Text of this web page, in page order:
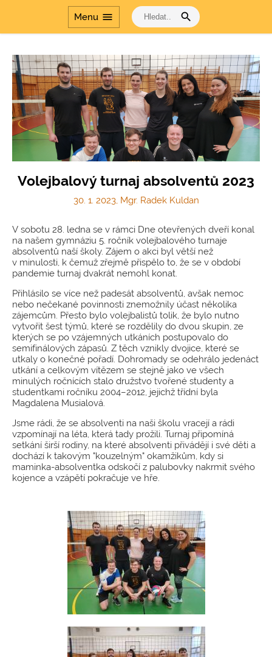
Menu menu search
Volejbalový turnaj absolventů 2023
30. 1. 2023, Mgr. Radek Kuldan
V sobotu 28. ledna se v rámci Dne otevřených dveří konal
na našem gymnáziu 5. ročník volejbalového turnaje
absolventů naší školy. Zájem o akci byl větší než
v minulosti, k čemuž zřejmě přispělo to, že se v období
pandemie turnaj dvakrát nemohl konat.
Přihlásilo se více než padesát absolventů, avšak nemoc
nebo nečekané povinnosti znemožnily účast několika
zájemcům. Přesto bylo volejbalistů tolik, že bylo nutno
vytvořit šest týmů, které se rozdělily do dvou skupin, ze
kterých se po vzájemných utkáních postupovalo do
semifinálových zápasů. Z těch vznikly dvojice, které se
utkaly o konečné pořadí. Dohromady se odehrálo jedenáct
utkání a celkovým vítězem se stejně jako ve všech
minulých ročnících stalo družstvo tvořené studenty a
studentkami ročníku 2004–2012, jejichž třídní byla
Magdalena Musialová.
Jsme rádi, že se absolventi na naši školu vracejí a rádi
vzpomínají na léta, která tady prožili. Turnaj připomíná
setkání širší rodiny, na které absolventi přivádějí i své děti a
dochází k takovým "kouzelným" okamžikům, kdy si
maminka-absolventka odskočí z palubovky nakrmit svého
kojence a vzápětí pokračuje ve hře.